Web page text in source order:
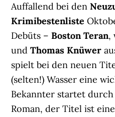
Auffallend bei den
Krimibestenliste
Debüts –Boston Teran,
undThomas Knüwer
spielt bei den neuen
(selten!) Wasser eine
Bekannter startet
Roman, der Titel ist